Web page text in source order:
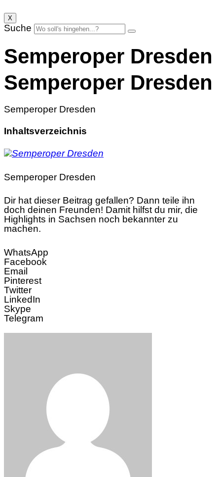
X
Suche
Semperoper Dresden
Semperoper Dresden
Semperoper Dresden
Inhaltsverzeichnis
Semperoper Dresden
Dir hat dieser Beitrag gefallen? Dann teile ihn
doch deinen Freunden! Damit hilfst du mir, die
Highlights in Sachsen noch bekannter zu
machen.
WhatsApp
Facebook
Email
Pinterest
Twitter
LinkedIn
Skype
Telegram